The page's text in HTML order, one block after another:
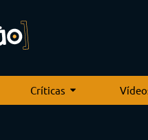
Críticas